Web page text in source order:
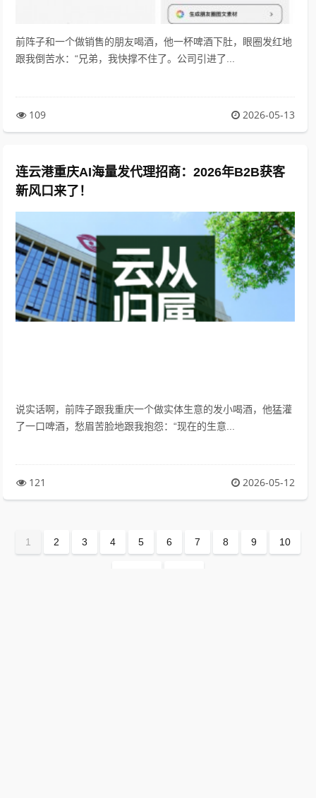
前阵子和一个做销售的朋友喝酒，他一杯啤酒下肚，眼圈发红地
跟我倒苦水：“兄弟，我快撑不住了。公司引进了...
109 2026-05-13
连云港重庆AI海量发代理招商：2026年B2B获客
新风口来了！
说实话啊，前阵子跟我重庆一个做实体生意的发小喝酒，他猛灌
了一口啤酒，愁眉苦脸地跟我抱怨：“现在的生意...
121 2026-05-12
1 2 3 4 5 6 7 8 9 10